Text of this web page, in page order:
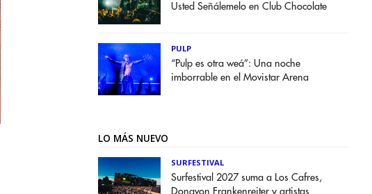
Usted Señálemelo en Club Chocolate
PULP
“Pulp es otra weá”: Una noche
imborrable en el Movistar Arena
LO MÁS NUEVO
SURFESTIVAL
Surfestival 2027 suma a Los Cafres,
Donavon Frankenreiter y artistas